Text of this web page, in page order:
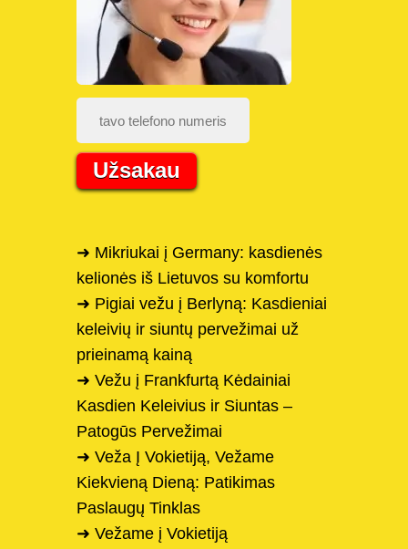
Užsakau
➜ Mikriukai į Germany: kasdienės
kelionės iš Lietuvos su komfortu
➜ Pigiai vežu į Berlyną: Kasdieniai
keleivių ir siuntų pervežimai už
prieinamą kainą
➜ Vežu į Frankfurtą Kėdainiai
Kasdien Keleivius ir Siuntas –
Patogūs Pervežimai
➜ Veža Į Vokietiją, Vežame
Kiekvieną Dieną: Patikimas
Paslaugų Tinklas
➜ Vežame į Vokietiją